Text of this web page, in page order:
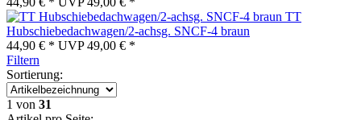
TT
Hubschiebedachwagen/2-achsg. SNCF-4 braun
44,90 € * UVP49,00 € *
Filtern
Sortierung:
1 von 31